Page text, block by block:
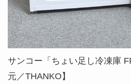
サンコー「ちょい足し冷凍庫
元／THANKO】